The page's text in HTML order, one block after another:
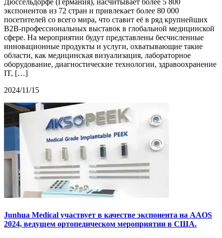
Дюссельдорфе (Германия), насчитывает более 5 800
экспонентов из 72 стран и привлекает более 80 000
посетителей со всего мира, что ставит её в ряд крупнейших
B2B-профессиональных выставок в глобальной медицинской
сфере. На мероприятии будут представлены бесчисленные
инновационные продукты и услуги, охватывающие такие
области, как медицинская визуализация, лабораторное
оборудование, диагностические технологии, здравоохранение
IT, […]
2024/11/15
Junhua Medical участвует в качестве экспонента на AAOS
2024, ведущем ортопедическом мероприятии в США.